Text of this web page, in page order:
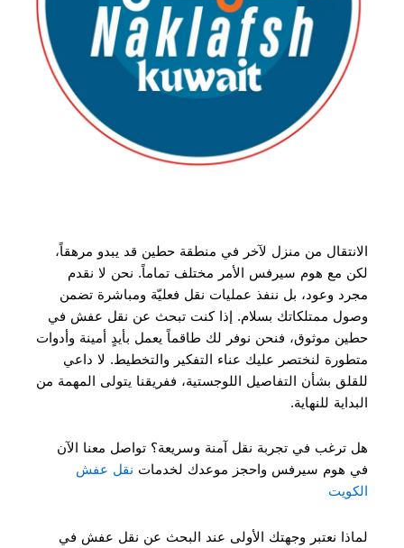
الانتقال من منزل لآخر في منطقة حطين قد يبدو مرهقاً،
لكن مع هوم سيرفس الأمر مختلف تماماً. نحن لا نقدم
مجرد وعود، بل ننفذ عمليات نقل فعليّة ومباشرة تضمن
وصول ممتلكاتك بسلام. إذا كنت تبحث عن نقل عفش في
حطين موثوق، فنحن نوفر لك طاقماً يعمل بأيدٍ أمينة وأدوات
متطورة لنختصر عليك عناء التفكير والتخطيط. لا داعي
للقلق بشأن التفاصيل اللوجستية، ففريقنا يتولى المهمة من
البداية للنهاية.
هل ترغب في تجربة نقل آمنة وسريعة؟ تواصل معنا الآن
في هوم سيرفس واحجز موعدك لخدمات نقل عفش
الكويت
لماذا نعتبر وجهتك الأولى عند البحث عن نقل عفش في